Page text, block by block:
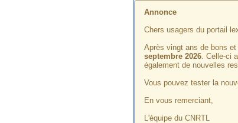
Annonce
Chers usagers du portail
Après vingt ans de bons
septembre 2026. Celle-ci
également de nouvelles
Vous pouvez tester la
En vous remerciant,
L'équipe du CNRTL